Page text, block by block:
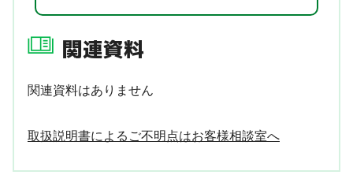
関連資料
関連資料はありません
取扱説明書によるご不明点はお客様相談室へ